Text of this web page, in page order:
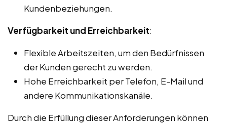
Kundenbeziehungen.
Verfügbarkeit und Erreichbarkeit:
Flexible Arbeitszeiten, um den Bedürfnissen
der Kunden gerecht zu werden.
Hohe Erreichbarkeit per Telefon, E-Mail und
andere Kommunikationskanäle.
Durch die Erfüllung dieser Anforderungen können